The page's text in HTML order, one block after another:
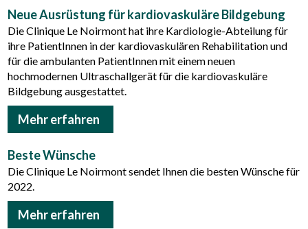
Neue Ausrüstung für kardiovaskuläre Bildgebung
Die Clinique Le Noirmont hat ihre Kardiologie-Abteilung für
ihre PatientInnen in der kardiovaskulären Rehabilitation und
für die ambulanten PatientInnen mit einem neuen
hochmodernen Ultraschallgerät für die kardiovaskuläre
Bildgebung ausgestattet.
Mehr erfahren
Beste Wünsche
Die Clinique Le Noirmont sendet Ihnen die besten Wünsche für
2022.
Mehr erfahren